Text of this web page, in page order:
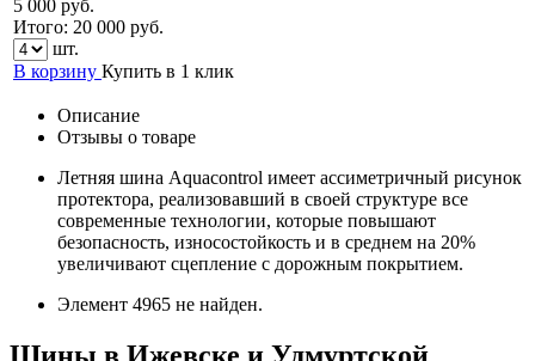
5 000 руб.
Итого: 20 000 руб.
шт.
В корзину Купить в 1 клик
Описание
Отзывы о товаре
Летняя шина Aquacontrol имеет ассиметричный рисунок
протектора, реализовавший в своей структуре все
современные технологии, которые повышают
безопасность, износостойкость и в среднем на 20%
увеличивают сцепление с дорожным покрытием.
Элемент 4965 не найден.
Шины в Ижевске и Удмуртской